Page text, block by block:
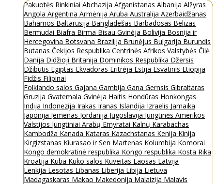
Pakuotės Rinkiniai Abchazija Afganistanas Albanija Alžyras
Angola Argentina Armėnija Aruba Australija Azerbaidžanas
Bahamos Baltarusija Bangladešas Barbadosas Belizas
Bermudai Biafra Birma Bisau Gvinėja Bolivija Bosnija ir
Hercegovina Botsvana Brazilija Brunėjus Bulgarija Burundis
Butanas Čekijos Respublika Centrinės Afrikos Valstybės Čilė
Danija Didžioji Britanija Dominikos Respublika Džersis
Džibutis Egiptas Ekvadoras Eritrėja Estija Esvatinis Etiopija
Fidžis Filipinai
Folklando salos Gajana Gambija Gana Gernsis Gibraltaras
Gruzija Gvatemala Gvinėja Haitis Hondūras Honkongas
Indija Indonezija Irakas Iranas Islandija Izraelis Jamaika
Japonija Jemenas Jordanija Jugoslavija Jungtinės Amerikos
Valstijos Jungtiniai Arabų Emyratai Kalnų Karabachas
Kambodža Kanada Kataras Kazachstanas Kenija Kinija
Kirgizstanas Kiurasao ir Sen Martenas Kolumbija Komorai
Kongo demokratinė respublika Kongo respublika Kosta Rika
Kroatija Kuba Kuko salos Kuveitas Laosas Latvija
Lenkija Lesotas Libanas Liberija Libija Lietuva
Madagaskaras Makao Makedonija Malaizija Malavis